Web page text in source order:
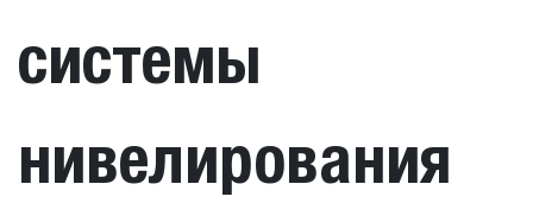
системы
нивелирования